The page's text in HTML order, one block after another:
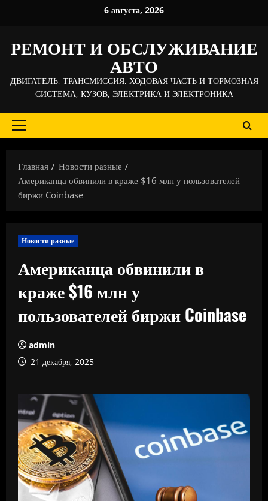
6 августа, 2026
РЕМОНТ И ОБСЛУЖИВАНИЕ
АВТО
ДВИГАТЕЛЬ, ТРАНСМИССИЯ, ХОДОВАЯ ЧАСТЬ И ТОРМОЗНАЯ
СИСТЕМА, КУЗОВ, ЭЛЕКТРИКА И ЭЛЕКТРОНИКА
Основное
Главная
Новости разные
Американца обвинили в краже $16 млн у пользователей
биржи Coinbase
Новости разные
Американца обвинили в
краже $16 млн у
пользователей биржи Coinbase
admin
21 декабря, 2025